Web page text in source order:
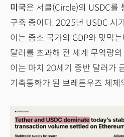
미국은 서클(Circle)의 USDC를
구축 중이다. 2025년 USDC 시
이는 중소 국가의 GDP와 맞먹
달러를 초과해 전 세계 무역량
이는 마치 20세기 중반 달러가
기축통화가 된 브레튼우즈 체제